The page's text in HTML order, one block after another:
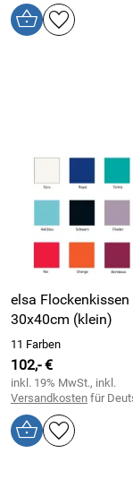
elsa Flockenkissen
30x40cm (klein)
11 Farben
102,- €
inkl. 19% MwSt., inkl.
Versandkosten für